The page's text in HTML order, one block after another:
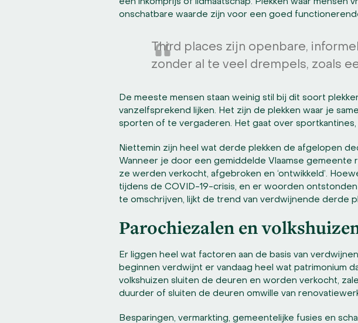
een inkomprijs of lidmaatschap. Plekken waar mensen
onschatbare waarde zijn voor een goed
Third places zijn openbare,
zonder al te veel drempels, zoals
De meeste mensen staan weinig stil bij dit soort
vanzelfsprekend lijken. Het zijn de plekken waar je
sporten of te vergaderen. Het gaat over
Niettemin zijn heel wat derde plekken de afgelopen
Wanneer je door een gemiddelde Vlaamse
ze werden verkocht, afgebroken en ‘ontwikkeld’.
tijdens de COVID-19-crisis, en er woorden
te omschrijven, lijkt de trend van verdwijnende derde
Parochiezalen en
Er liggen heel wat factoren aan de basis van
beginnen verdwijnt er vandaag heel wat patrimonium
volkshuizen sluiten de deuren en worden verkocht,
duurder of sluiten de deuren omwille van
Besparingen, vermarkting, gemeentelijke fusies en